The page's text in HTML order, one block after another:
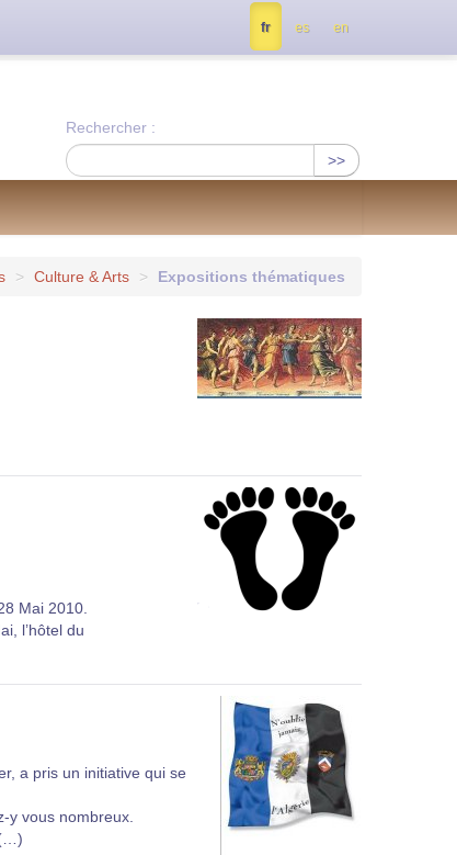
Rechercher :
>>
> Culture & Arts > Expositions thématiques
Mai 2010.
l’hôtel du
a pris un initiative qui se
y vous nombreux.
fr es en
nous à info@notrejournal.info !